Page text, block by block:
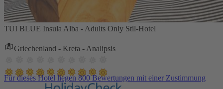
TUI BLUE Insula Alba - Adults Only Stil-Hotel
Griechenland - Kreta - Analipsis
Für dieses Hotel liegen 800 Bewertungen mit einer Zustimmung